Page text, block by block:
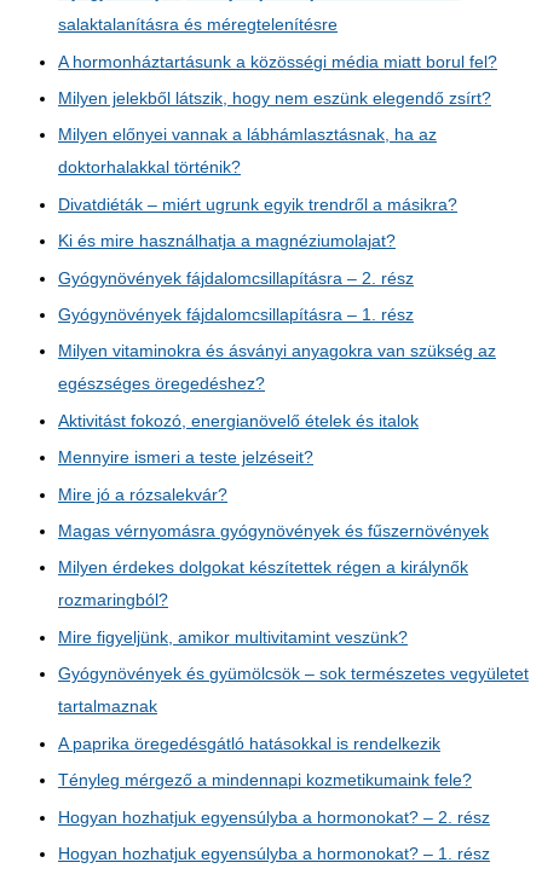
salaktalanításra és méregtelenítésre
A hormonháztartásunk a közösségi média miatt borul fel?
Milyen jelekből látszik, hogy nem eszünk elegendő zsírt?
Milyen előnyei vannak a lábhámlasztásnak, ha az
doktorhalakkal történik?
Divatdiéták – miért ugrunk egyik trendről a másikra?
Ki és mire használhatja a magnéziumolajat?
Gyógynövények fájdalomcsillapításra – 2. rész
Gyógynövények fájdalomcsillapításra – 1. rész
Milyen vitaminokra és ásványi anyagokra van szükség az
egészséges öregedéshez?
Aktivitást fokozó, energianövelő ételek és italok
Mennyire ismeri a teste jelzéseit?
Mire jó a rózsalekvár?
Magas vérnyomásra gyógynövények és fűszernövények
Milyen érdekes dolgokat készítettek régen a királynők
rozmaringból?
Mire figyeljünk, amikor multivitamint veszünk?
Gyógynövények és gyümölcsök – sok természetes vegyületet
tartalmaznak
A paprika öregedésgátló hatásokkal is rendelkezik
Tényleg mérgező a mindennapi kozmetikumaink fele?
Hogyan hozhatjuk egyensúlyba a hormonokat? – 2. rész
Hogyan hozhatjuk egyensúlyba a hormonokat? – 1. rész